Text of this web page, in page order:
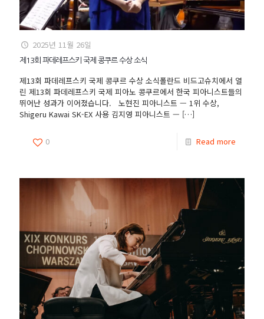
2025년 11월 26일
제13회 파데레프스키 국제 콩쿠르 수상 소식
제13회 파데레프스키 국제 콩쿠르 수상 소식폴란드 비드고슈치에서 열
린 제13회 파데레프스키 국제 피아노 콩쿠르에서 한국 피아니스트들의
뛰어난 성과가 이어졌습니다. 노현진 피아니스트 — 1위 수상,
Shigeru Kawai SK-EX 사용 김지영 피아니스트 — […]
0 Read more